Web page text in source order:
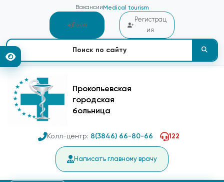
Вакансии Medical tourism
Вход
Регистрац
ия
Прокопьевская
городская
больница
Колл-центр: 8(3846) 66-80-66 122
Написать главному врачу